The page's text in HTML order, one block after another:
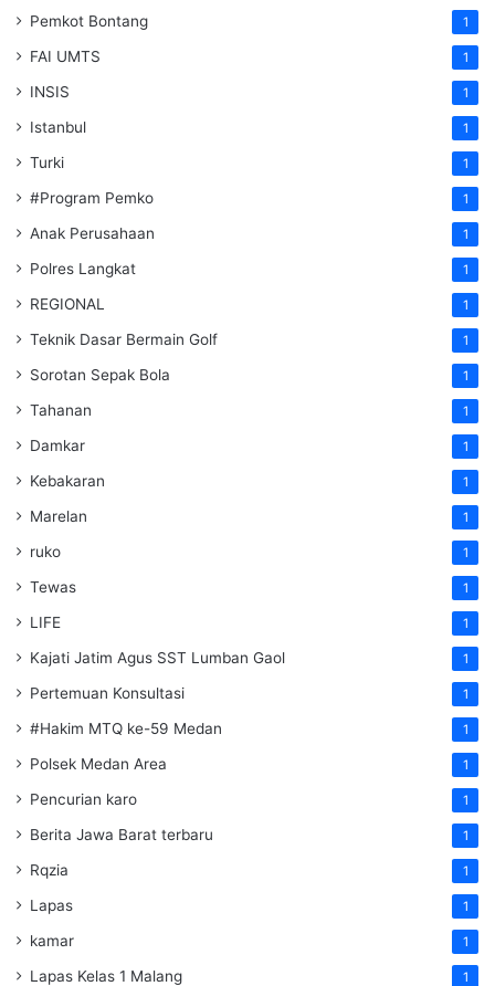
Pemkot Bontang 1
FAI UMTS 1
INSIS 1
Istanbul 1
Turki 1
#Program Pemko 1
Anak Perusahaan 1
Polres Langkat 1
REGIONAL 1
Teknik Dasar Bermain Golf 1
Sorotan Sepak Bola 1
Tahanan 1
Damkar 1
Kebakaran 1
Marelan 1
ruko 1
Tewas 1
LIFE 1
Kajati Jatim Agus SST Lumban Gaol 1
Pertemuan Konsultasi 1
#Hakim MTQ ke-59 Medan 1
Polsek Medan Area 1
Pencurian karo 1
Berita Jawa Barat terbaru 1
Rqzia 1
Lapas 1
kamar 1
Lapas Kelas 1 Malang 1